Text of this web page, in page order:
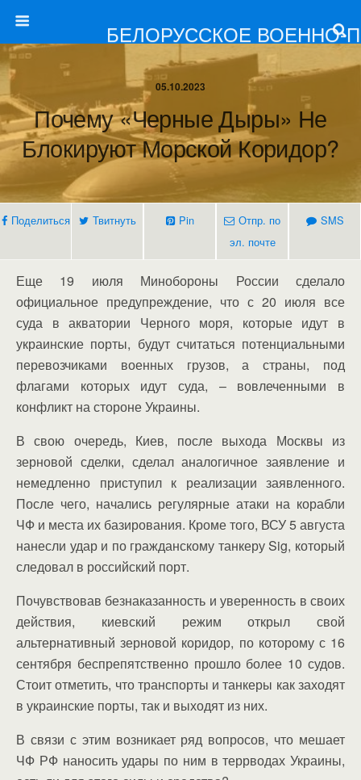
БЕЛОРУССКОЕ ВОЕННО-
05.10.2023
Почему «Черные Дыры» Не
Блокируют Морской Коридор?
Поделиться Твитнуть Pin
Отпр. по
эл. почте
SMS
Еще 19 июля Минобороны России сделало
официальное предупреждение, что с 20 июля все
суда в акватории Черного моря, которые идут в
украинские порты, будут считаться потенциальными
перевозчиками военных грузов, а страны, под
флагами которых идут суда, – вовлеченными в
конфликт на стороне Украины.
В свою очередь, Киев, после выхода Москвы из
зерновой сделки, сделал аналогичное заявление и
немедленно приступил к реализации заявленного.
После чего, начались регулярные атаки на корабли
ЧФ и места их базирования. Кроме того, ВСУ 5 августа
нанесли удар и по гражданскому танкеру Sig, который
следовал в российский порт.
Почувствовав безнаказанность и уверенность в своих
действия, киевский режим открыл свой
альтернативный зерновой коридор, по которому с 16
сентября беспрепятственно прошло более 10 судов.
Стоит отметить, что транспорты и танкеры как заходят
в украинские порты, так и выходят из них.
В связи с этим возникает ряд вопросов, что мешает
ЧФ РФ наносить удары по ним в террводах Украины,